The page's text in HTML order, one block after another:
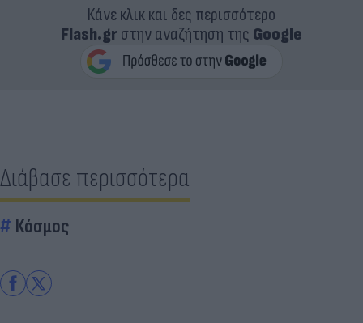
Κάνε κλικ και δες περισσότερο
Flash.grστην αναζήτηση της Google
Διάβασε περισσότερα
Κόσμος